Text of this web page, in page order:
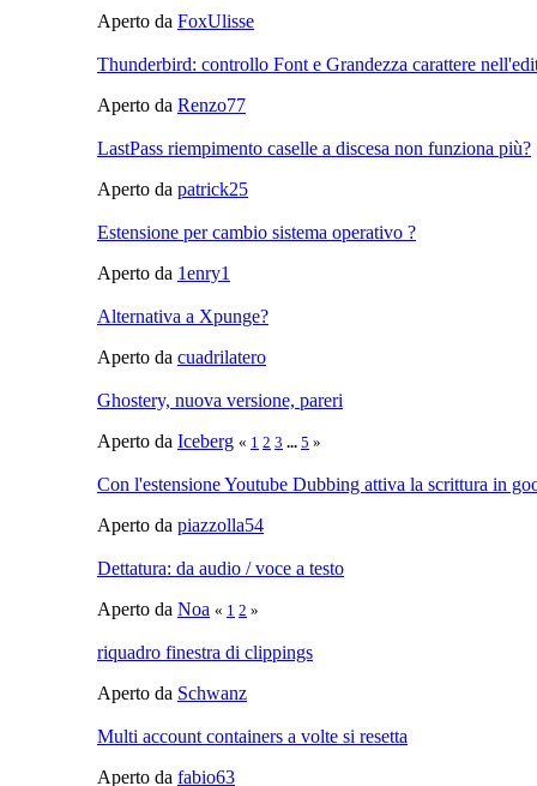
Aperto da FoxUlisse
Thunderbird: controllo Font e Grandezza carattere
Aperto da Renzo77
LastPass riempimento caselle a discesa non funziona più?
Aperto da patrick25
Estensione per cambio sistema operativo ?
Aperto da 1enry1
Alternativa a Xpunge?
Aperto da cuadrilatero
Ghostery, nuova versione, pareri
Aperto da Iceberg « 1 2 3 ... 5 »
Con l'estensione Youtube Dubbing attiva la scrittura in
Aperto da piazzolla54
Dettatura: da audio / voce a testo
Aperto da Noa « 1 2 »
riquadro finestra di clippings
Aperto da Schwanz
Multi account containers a volte si resetta
Aperto da fabio63